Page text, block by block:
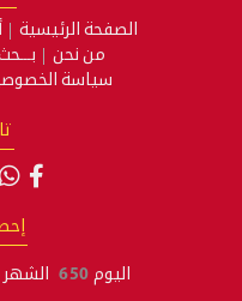
الصفحة الرئيسية
من نحن
سياسة
اليوم 650 الشهر